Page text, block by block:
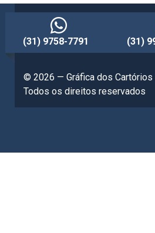
(31) 9758-7791 (31)
© 2026 — Gráfica dos Cartórios
Todos os direitos reservados